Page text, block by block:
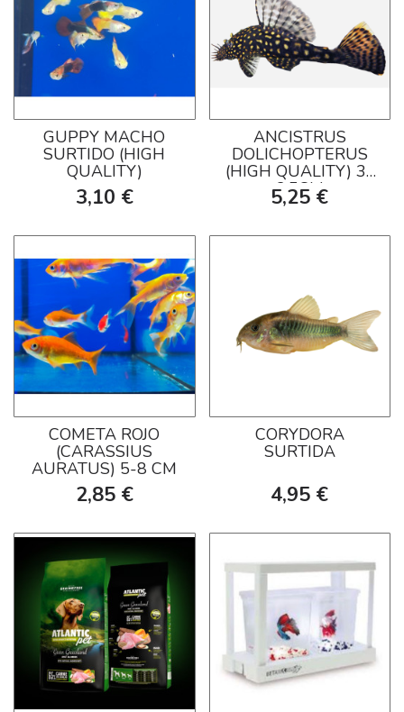
GUPPY MACHO
SURTIDO (HIGH
QUALITY)
3,10 €
ANCISTRUS
DOLICHOPTERUS
(HIGH QUALITY) 3-
3,5CM
5,25 €
COMETA ROJO
(CARASSIUS
AURATUS) 5-8 CM
2,85 €
CORYDORA
SURTIDA
4,95 €